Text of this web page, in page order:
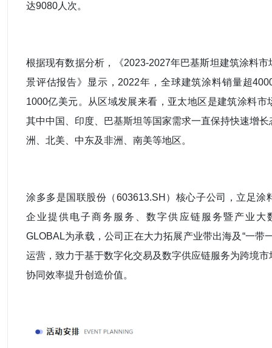
达9080人次。
根据现有数据分析，《2023-2027年巴基斯坦建筑涂料
景评估报告》显示，2022年，全球建筑涂料销量超
1000亿美元。从区域发展来看，亚太地区是建筑涂料市
其中中国、印度、巴基斯坦等国家需求一直保持快速增
洲、北美、中东及非洲、南美等地区。
涂多多是国联股份（603613.SH）核心子公司，立足涂
企业提供电子商务服务、数字供应链服务暨产业大
GLOBAL为承载，公司正在大力拓展产业带出海及“一带
运营，致力于基于数字化交易及数字供应链服务为跨境
协同效率提升创造价值。